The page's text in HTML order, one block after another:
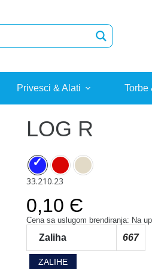
Privesci & Alati Torbe
LOG R
33.210.23
0,10 Є
Cena sa uslugom brendiranja: Na
Zaliha 667
ZALIHE